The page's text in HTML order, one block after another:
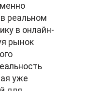
реальном
в онлайн-
рынок
уже